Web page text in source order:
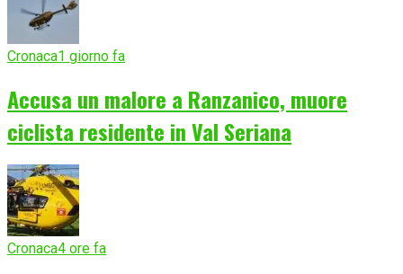
Cronaca1 giorno fa
Accusa un malore a Ranzanico, muore
ciclista residente in Val Seriana
Cronaca4 ore fa